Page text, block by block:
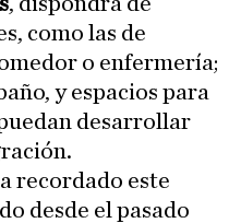
como las de
o enfermería;
y espacios para
desarrollar
recordado este
desde el pasado